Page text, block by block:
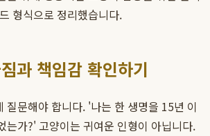
형식으로 정리했습니다.
과 책임감 확인하기
질문해야 합니다. '나는 한 생명을 15년 이
는가?' 고양이는 귀여운 인형이 아닙니다.